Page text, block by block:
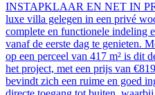
INSTAPKLAAR EN NET IN
luxe villa gelegen in een privé
complete en functionele indeling
vanaf de eerste dag te genieten.
op een perceel van 417 m² is dit
het project, met een prijs van
bevindt zich een ruime en goed